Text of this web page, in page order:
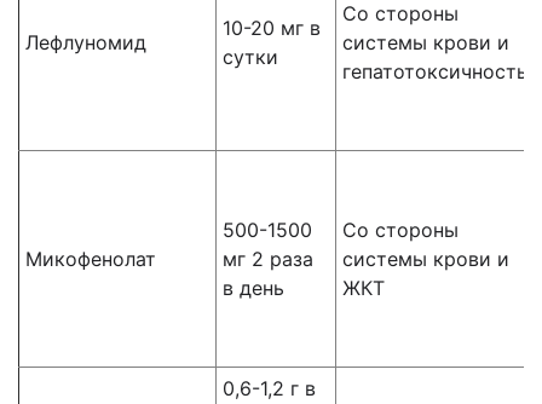
Лефлуномид
10-20 мг в
сутки
Со стороны
системы крови и
гепатотоксичность
Микофенолат
500-1500
мг 2 раза
в день
Со стороны
системы крови и
ЖКТ
0,6-1,2 г в